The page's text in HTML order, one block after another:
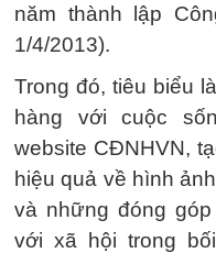
năm thành lập
1/4/2013).
Trong đó, tiêu biểu
hàng với cuộc
website CĐNHVN,
hiệu quả về hình
và những đóng
với xã hội trong